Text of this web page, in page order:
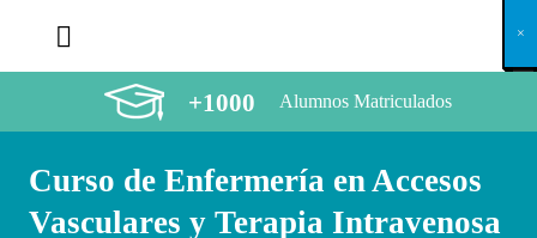
+1000 Alumnos Matriculados
Curso de Enfermería en Accesos
Vasculares y Terapia Intravenosa
X
×
×
×
×
×
×
×
×
×
×
×
×
×
×
×
×
×
×
×
×
×
×
×
×
×
×
×
×
×
×
×
×
×
×
×
×
×
×
×
×
×
×
×
×
×
×
×
×
×
×
×
×
×
×
×
×
×
×
×
×
×
×
×
×
×
×
×
×
×
×
×
×
×
×
×
×
×
×
×
×
×
×
×
×
×
×
×
×
×
×
×
×
×
×
×
×
×
×
×
×
×
×
×
×
×
×
×
×
×
×
×
×
×
×
×
×
×
×
×
×
×
×
×
×
×
×
×
×
×
×
×
×
×
×
×
×
×
×
×
×
×
×
×
×
×
×
×
×
×
×
×
×
×
×
×
×
×
×
×
×
×
×
×
×
×
×
×
×
×
×
×
×
×
×
×
×
×
×
×
×
×
×
×
×
×
×
×
×
×
×
×
×
×
×
×
×
×
×
×
×
×
×
×
×
×
×
×
×
×
×
×
×
×
×
×
×